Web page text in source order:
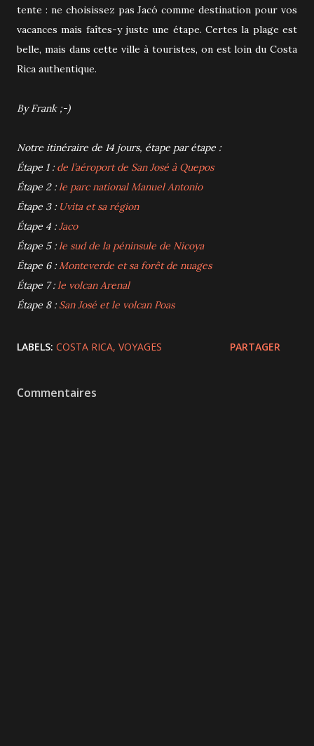
tente : ne choisissez pas Jacó comme destination pour vos
vacances mais faîtes-y juste une étape. Certes la plage est
belle, mais dans cette ville à touristes, on est loin du Costa
Rica authentique.
By Frank ;-)
Notre itinéraire de 14 jours, étape par étape :
Étape 1 : de l’aéroport de San José à Quepos
Étape 2 :le parc national Manuel Antonio
Étape 3 : Uvita et sa région
Étape 4 :Jaco
Étape 5 :le sud de la péninsule de Nicoya
Étape 6 :Monteverde et sa forêt de nuages
Étape 7 :le volcan Arenal
Étape 8 : San José et le volcan Poas
LABELS: COSTA RICA VOYAGES PARTAGER
Commentaires